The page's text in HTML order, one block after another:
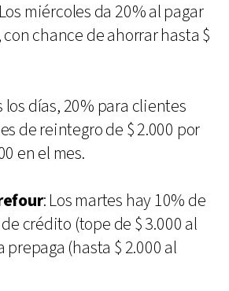
miércoles da 20% al pagar
chance de ahorrar hasta $
los días, 20% para clientes
de reintegro de $ 2.000 por
en el mes.
: Los martes hay 10% de
crédito (tope de $ 3.000 al
prepaga (hasta $ 2.000 al